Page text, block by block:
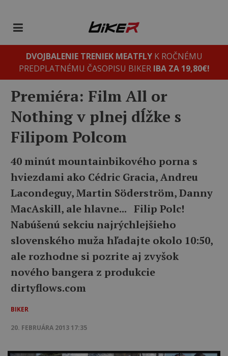
DVOJBALENIE TRENIEK MEATFLYK ROČNÉMU
PREDPLATNÉMU ČASOPISU BIKER IBA ZA 19,80€!
Premiéra: Film All or
Nothing v plnej dĺžke s
Filipom Polcom
40 minút mountainbikového porna s
hviezdami ako Cédric Gracia, Andreu
Lacondeguy, Martin Söderström, Danny
MacAskill, ale hlavne... Filip Polc!
Nabúšenú sekciu najrýchlejšieho
slovenského muža hľadajte okolo 10:50,
ale rozhodne si pozrite aj zvyšok
nového bangera z produkcie
dirtyflows.com
BIKER
20. FEBRUÁRA 2013 17:35